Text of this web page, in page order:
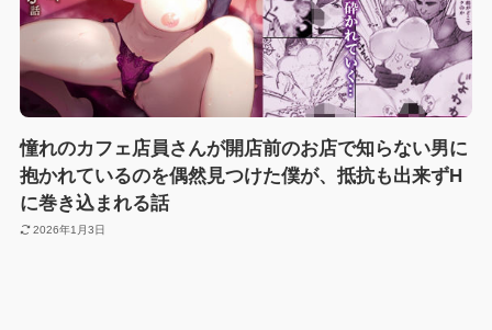
憧れのカフェ店員さんが開店前のお店で知らない男に
抱かれているのを偶然見つけた僕が、抵抗も出来ずH
に巻き込まれる話
2026年1月3日